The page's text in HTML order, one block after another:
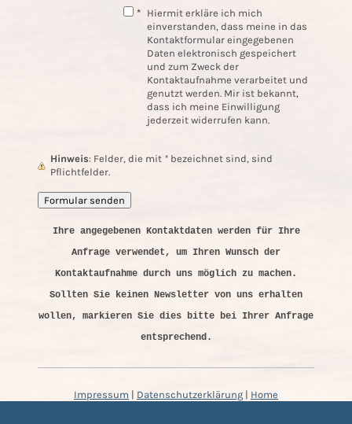
* Hiermit erkläre ich mich
einverstanden, dass meine in das
Kontaktformular eingegebenen
Daten elektronisch gespeichert
und zum Zweck der
Kontaktaufnahme verarbeitet und
genutzt werden. Mir ist bekannt,
dass ich meine Einwilligung
jederzeit widerrufen kann.
Hinweis : Felder, die mit * bezeichnet sind, sind
Pflichtfelder.
Ihre angegebenen Kontaktdaten werden für Ihre
Anfrage verwendet, um Ihren Wunsch der
Kontaktaufnahme durch uns möglich zu machen.
Sollten Sie keinen Newsletter von uns erhalten
wollen, markieren Sie dies bitte bei Ihrer Anfrage
entsprechend.
Impressum | Datenschutzerklärung | Home